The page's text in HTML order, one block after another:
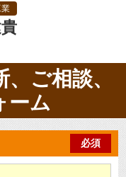
ご相談、
ーム
必須